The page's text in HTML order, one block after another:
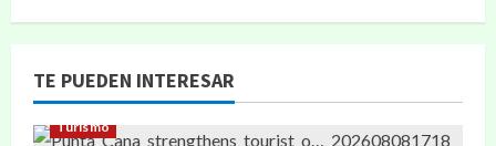
TE PUEDEN INTERESAR
Turismo